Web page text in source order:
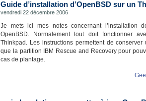
Guide d’installation d’OpenBSD sur un
vendredi 22 décembre 2006
Je mets ici mes notes concernant l’installation
OpenBSD. Normalement tout doit fonctionner
Thinkpad. Les instructions permettent de
que la partition IBM Rescue and Recovery pour
cas de plantage.